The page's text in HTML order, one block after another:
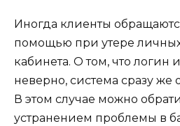
Иногда клиенты
помощью при утере
кабинета. О том, что логин
неверно, система сразу же
В этом случае можно
устранением проблемы в